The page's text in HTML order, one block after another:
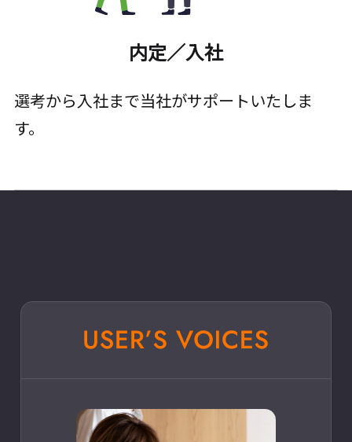
内定／入社
選考から入社まで当社がサポートいたしま
す。